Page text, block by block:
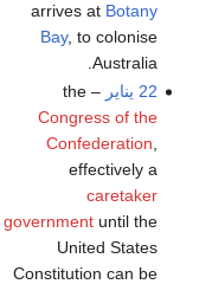
arrives at Botany
Bay, to colonise
Australia.
22 يناير
– the
Congress of the
Confederation
effectively a
caretaker
governmentuntil the
United States
Constitution can be